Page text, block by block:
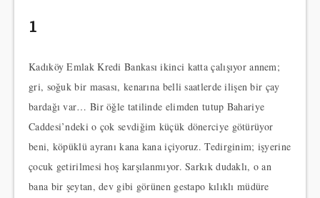
1
Kadıköy Emlak Kredi Bankası ikinci katta çalışıyor annem;
gri, soğuk bir masası, kenarına belli saatlerde ilişen bir çay
bardağı var… Bir öğle tatilinde elimden tutup Bahariye
Caddesi’ndeki o çok sevdiğim küçük dönerciye götürüyor
beni, köpüklü ayranı kana kana içiyoruz. Tedirginim; işyerine
çocuk getirilmesi hoş karşılanmıyor. Sarkık dudaklı, o an
bana bir şeytan, dev gibi görünen gestapo kılıklı müdüre